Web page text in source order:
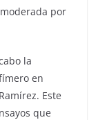
por
la
en
Este
que